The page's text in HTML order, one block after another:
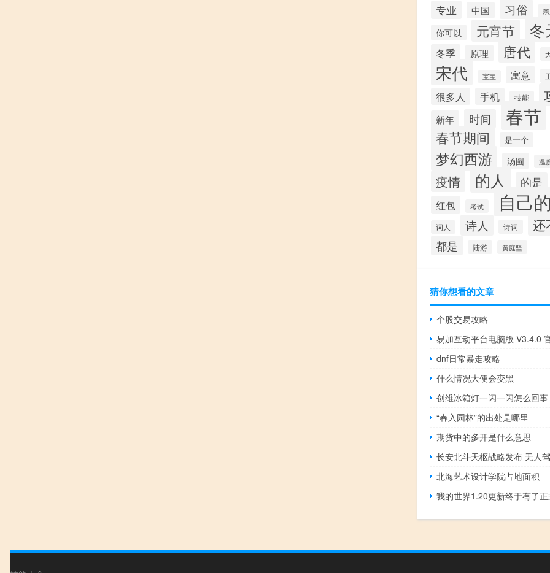
专业 中国 习俗
你可以 元宵节 冬
冬季 原理 唐代
宋代 宝宝 寓意
很多人 手机 技能
新年 时间 春节
春节期间 是一个
梦幻西游 汤圆 温
疫情 的人 的是
红包 考试 自己
词人 诗人 诗词 还
都是 陆游 黄庭坚
猜你想看的文章
个股交易攻略
dnf日常暴走攻略
什么情况大便会变黑
创维冰箱灯一闪一闪怎么回事
“春入园林”的出处是哪里
期货中的多开是什么意思
北海艺术设计学院占地面积
我的世界1.20更新终于有了